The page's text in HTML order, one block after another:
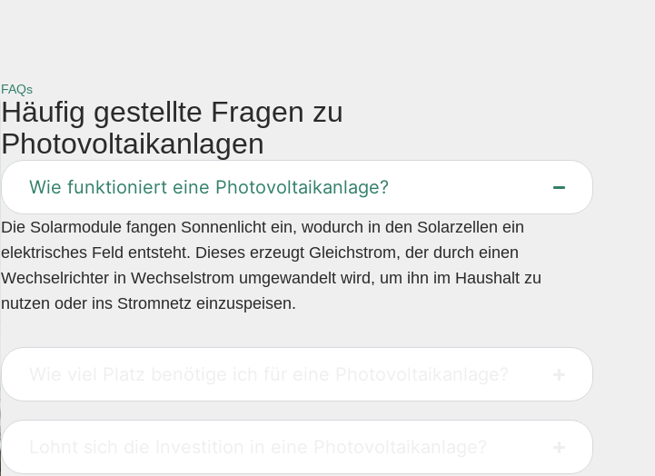
FAQs
Häufig gestellte Fragen zu
Photovoltaikanlagen
Wie funktioniert eine Photovoltaikanlage?
Die Solarmodule fangen Sonnenlicht ein, wodurch in den Solarzellen ein
elektrisches Feld entsteht. Dieses erzeugt Gleichstrom, der durch einen
Wechselrichter in Wechselstrom umgewandelt wird, um ihn im Haushalt zu
nutzen oder ins Stromnetz einzuspeisen.